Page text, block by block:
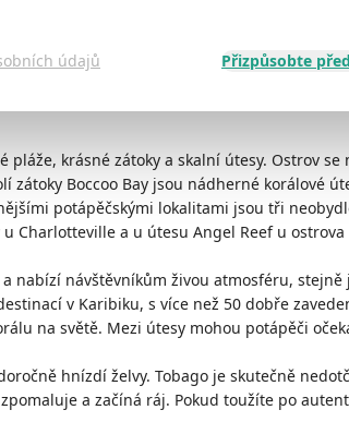
krásné zátoky a skalní útesy. Ostrov
zátoky Boccoo Bay jsou nádherné
potápěčskými lokalitami jsou tři
Charlotteville a u útesu Angel Reef u
nabízí návštěvníkům živou atmosféru,
v Karibiku, s více než 50 dobře
na světě. Mezi útesy mohou potápěči
hnízdí želvy. Tobago je skutečně
a začíná ráj. Pokud toužíte po
údajů Přizpůsobte